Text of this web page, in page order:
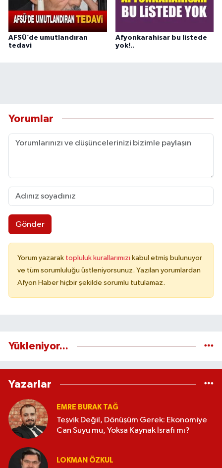
AFSÜ’de umutlandıran
tedavi
Afyonkarahisar bu listede
yok!..
Yorumlar
Gönder
Yorum yazarak topluluk kurallarımızı kabul etmiş bulunuyor
ve tüm sorumluluğu üstleniyorsunuz. Yazılan yorumlardan
Afyon Haber hiçbir şekilde sorumlu tutulamaz.
Yükleniyor...
Yazarlar
EMRE BURAK TAĞ
Teşvik Değil, Dönüşüm Gerek: Ekonomiye
Can Suyu mu, Yoksa Kaynak İsrafı mı?
LOKMAN ÖZKUL